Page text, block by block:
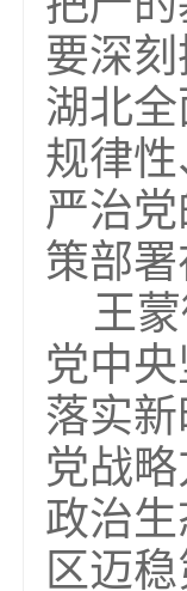
要深
湖北
规律
严治
策部
王
党中
落实
党战
政治
区迈